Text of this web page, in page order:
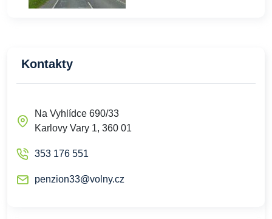
Kontakty
Na Vyhlídce 690/33
Karlovy Vary 1, 360 01
353 176 551
penzion33@volny.cz